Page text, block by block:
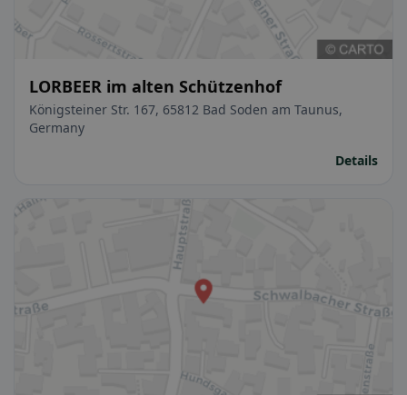
LORBEER im alten Schützenhof
Königsteiner Str. 167, 65812 Bad Soden am Taunus,
Germany
Details